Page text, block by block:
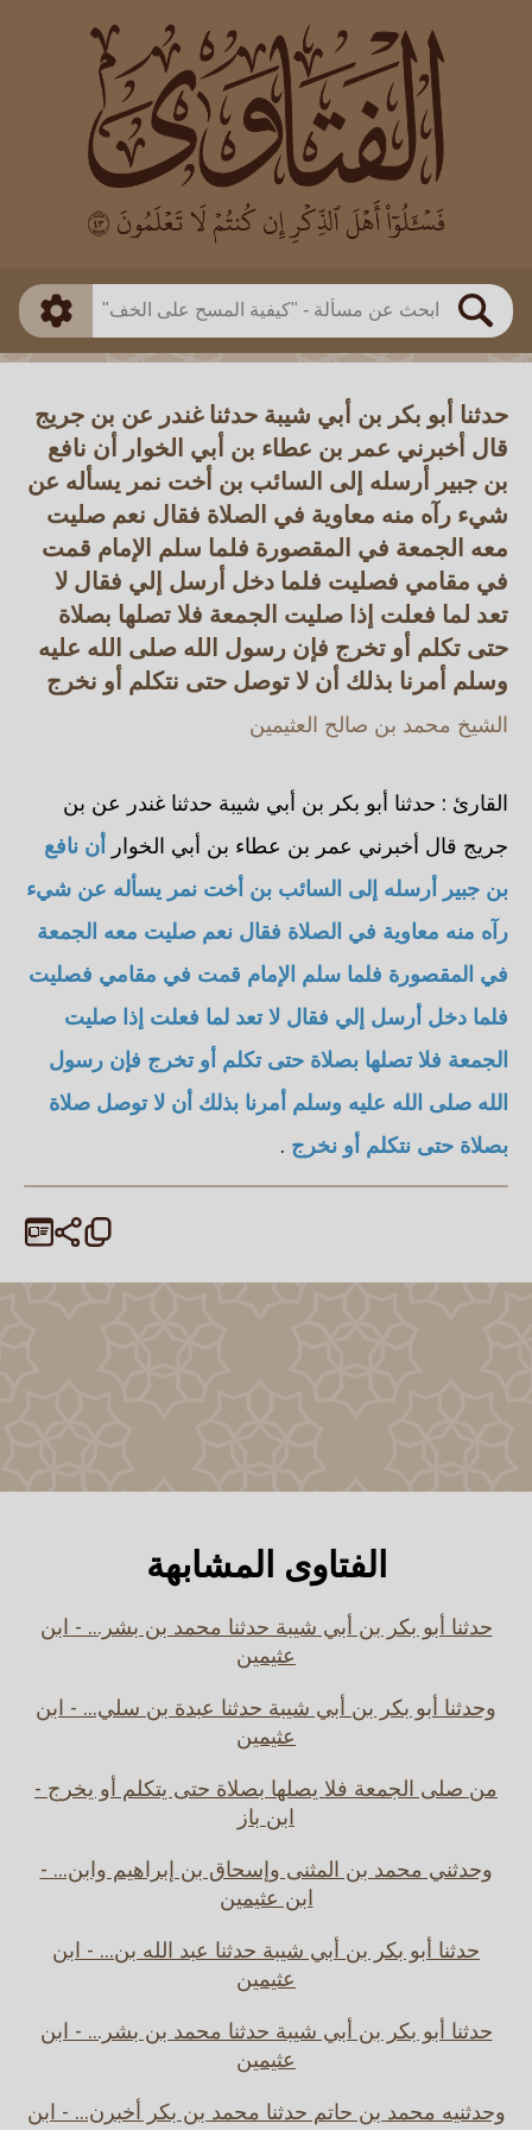
بحث
العالم
بن باز
بن العثيمين
اللجنة الدائمة
طريقة البحث
ذكي
حدثنا أبو بكر بن أبي شيبة حدثنا غندر عن بن جريج
قال أخبرني عمر بن عطاء بن أبي الخوار أن نافع
بن جبير أرسله إلى السائب بن أخت نمر يسأله عن
شيء رآه منه معاوية في الصلاة فقال نعم صليت
معه الجمعة في المقصورة فلما سلم الإمام قمت
في مقامي فصليت فلما دخل أرسل إلي فقال لا
تعد لما فعلت إذا صليت الجمعة فلا تصلها بصلاة
حتى تكلم أو تخرج فإن رسول الله صلى الله عليه
وسلم أمرنا بذلك أن لا توصل حتى نتكلم أو نخرج
الشيخ محمد بن صالح العثيمين
القارئ : حدثنا أبو بكر بن أبي شيبة حدثنا غندر عن بن
جريج قال أخبرني عمر بن عطاء بن أبي الخوار أن نافع
بن جبير أرسله إلى السائب بن أخت نمر يسأله عن شيء
رآه منه معاوية في الصلاة فقال نعم صليت معه الجمعة
في المقصورة فلما سلم الإمام قمت في مقامي فصليت
فلما دخل أرسل إلي فقال لا تعد لما فعلت إذا صليت
الجمعة فلا تصلها بصلاة حتى تكلم أو تخرج فإن رسول
الله صلى الله عليه وسلم أمرنا بذلك أن لا توصل صلاة
بصلاة حتى نتكلم أو نخرج .
الفتاوى المشابهة
حدثنا أبو بكر بن أبي شيبة حدثنا محمد بن بشر... - ابن
عثيمين
وحدثنا أبو بكر بن أبي شيبة حدثنا عبدة بن سلي... - ابن
عثيمين
من صلى الجمعة فلا يصلها بصلاة حتى يتكلم أو يخرج -
ابن باز
وحدثني محمد بن المثنى وإسحاق بن إبراهيم وابن... -
ابن عثيمين
حدثنا أبو بكر بن أبي شيبة حدثنا عبد الله بن... - ابن
عثيمين
حدثنا أبو بكر بن أبي شيبة حدثنا محمد بن بشر... - ابن
عثيمين
وحدثنيه محمد بن حاتم حدثنا محمد بن بكر أخبرن... - ابن